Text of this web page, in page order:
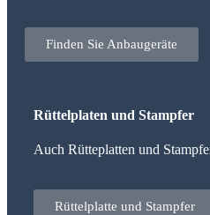
Finden Sie Anbaugeräte
Rüttelplaten und Stampfer
Auch Rütteplatten und
Rüttelplatte und Stampfer